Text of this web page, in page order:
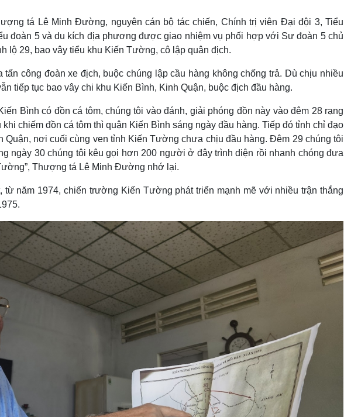
tá Lê Minh Đường, nguyên cán bộ tác chiến, Chính trị viên Đại đội 3, Tiểu
đoàn 5 và du kích địa phương được giao nhiệm vụ phối hợp với Sư đoàn 5 chủ
lộ 29, bao vây tiểu khu Kiến Tường, cô lập quân địch.
tấn công đoàn xe địch, buộc chúng lập cầu hàng không chống trả. Dù chịu nhiều
tiếp tục bao vây chi khu Kiến Bình, Kinh Quận, buộc địch đầu hàng.
Bình có đồn cá tôm, chúng tôi vào đánh, giải phóng đồn này vào đêm 28 rạng
chiếm đồn cá tôm thì quận Kiến Bình sáng ngày đầu hàng. Tiếp đó tỉnh chỉ đạo
Quận, nơi cuối cùng ven tỉnh Kiến Tường chưa chịu đầu hàng. Đêm 29 chúng tôi
ngày 30 chúng tôi kêu gọi hơn 200 người ở đây trình diện rồi nhanh chóng đưa
Thượng tá Lê Minh Đường nhớ lại.
năm 1974, chiến trường Kiến Tường phát triển mạnh mẽ với nhiều trận thắng